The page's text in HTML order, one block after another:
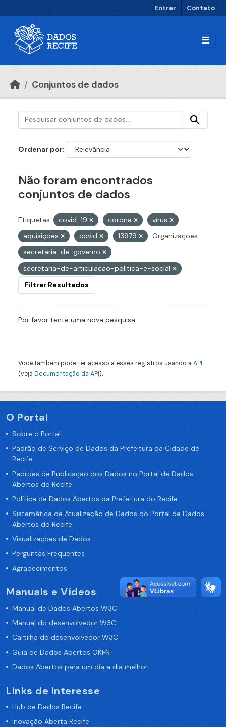
Entrar Contato
Conjuntos de dados
Ordenar por
Não foram encontrados
conjuntos de dados
Etiquetas: covid-19 corona
vírus
aquisições
covid 13979
Organizações:
secretaria-de-governo
secretaria-de-articulacao-politica-e-social
Filtrar Resultados
Por favor tente uma nova pesquisa.
Você também pode ter acesso a esses registros usando a API
(veja Documentação da API).
O Portal
Sobre o Portal
Padrão de Serviço de Dados da Prefeitura da Cidade de
Recife
Padrões de Publicação dos Dados no Portal de Dados
Abertos do Recife
Política de Dados Abertos da Prefeitura do Recife
Sistemática de Atualização de Dados do Portal de Dados
Abertos do Recife
Visualizações de Dados
Perguntas Frequentes
Agradecimentos
Manuais e Vídeos
Manual de Dados Abertos W3C
Manual do desenvolvedor W3C
Cartilha do desenvolvedor W3C
Guia de Dados Abertos OKFN
Dados Abertos para um dia a dia melhor
Links de Interesse
Hub de Dados Recife
Inovação Aberta Recife